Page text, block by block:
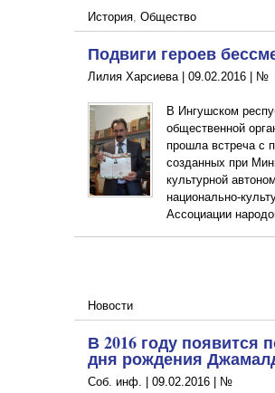
История, Общество
Подвиги героев
Лилия Харсиева | 09.02.2016 №
В Ингушском
общественной
прошла встреча с
созданных при
культурной
национально-
Ассоциации
Новости
В 2016 году появится
дня рождения
Соб. инф. | 09.02.2016 №